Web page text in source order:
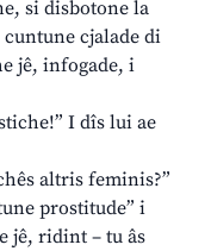
si disbotone la
cjalade di
jê, infogade, i
I dîs lui ae
altris feminis?”
prostitude” i
jê, ridint – tu âs